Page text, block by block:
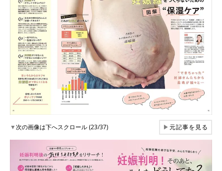
▼次の画像は下へスクロール (23/37) ▶元記事を見る